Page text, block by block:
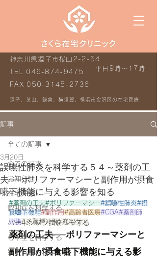
平日9時～17時
神奈川県逗子市桜山2-2-54
TEL 046-874-9475
FAX 050-3145-2736
逗子、葉山、鎌倉、横須賀、横浜市金沢区の在宅医療
記事
全ての記事
お知らせ
在宅医療
認知症を科学する
パーキンソン病を科学する
心不全を科学する
栄養管理を科学する
全ての記事
誤嚥性肺炎を科学する５４～薬剤の工
夫──ポリファーマシーと副作用が摂食
嚥下機能に与える影響を知る
3月20日
#薬剤の工夫#ポリファーマシー#誤嚥性肺炎#摂
食嚥下機能#副作用#高齢者医療#CGA#薬剤師
連携#多職種連携#在宅ケア
薬剤の工夫──ポリファーマシーと
副作用が摂食嚥下機能に与える影